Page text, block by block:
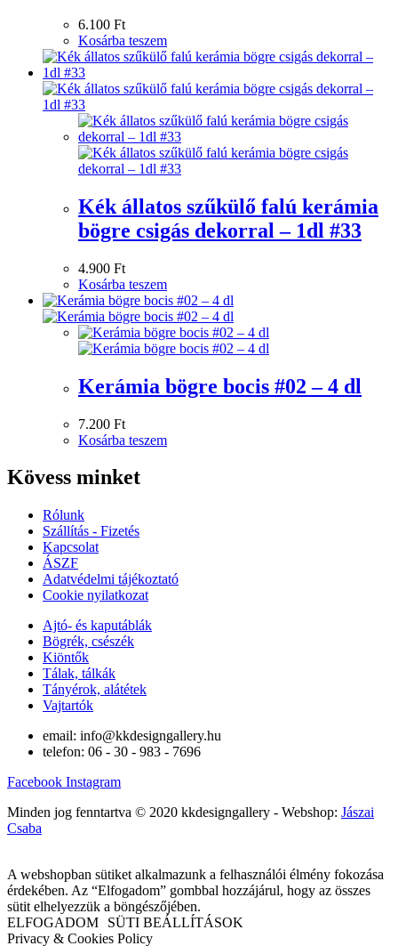
6.100 Ft
Kosárba teszem
Kék állatos szűkülő falú kerámia
bögre csigás dekorral – 1dl #33
4.900 Ft
Kosárba teszem
Kerámia bögre bocis #02 – 4 dl
7.200 Ft
Kosárba teszem
Kövess minket
Rólunk
Szállítás - Fizetés
Kapcsolat
ÁSZF
Adatvédelmi tájékoztató
Cookie nyilatkozat
Ajtó- és kaputáblák
Bögrék, csészék
Kiöntők
Tálak, tálkák
Tányérok, alátétek
Vajtartók
email: info@kkdesigngallery.hu
telefon: 06 - 30 - 983 - 7696
Facebook Instagram
Minden jog fenntartva © 2020 kkdesigngallery - Webshop: Jászai
Csaba
A webshopban sütiket alkalmazunk a felhasználói élmény fokozása
érdekében. Az “Elfogadom” gombbal hozzájárul, hogy az összes
sütit elhelyezzük a böngészőjében.
ELFOGADOM
SÜTI BEÁLLÍTÁSOK
Privacy & Cookies Policy